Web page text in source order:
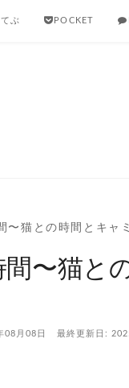
ぶ POCKET
〜猫との時間とキャ
間〜猫と
08月08日 最終更新日: